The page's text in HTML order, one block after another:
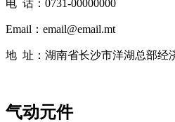
电 话：0731-00000000
Email：email@email.mt
地 址：湖南省长沙市洋湖总部经
气动元件